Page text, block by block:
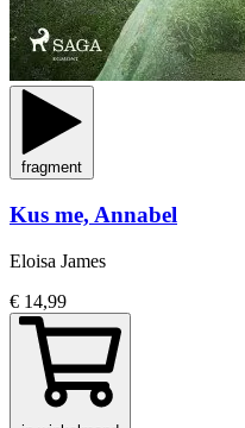
fragment
Kus me, Annabel
Eloisa James
€ 14,99